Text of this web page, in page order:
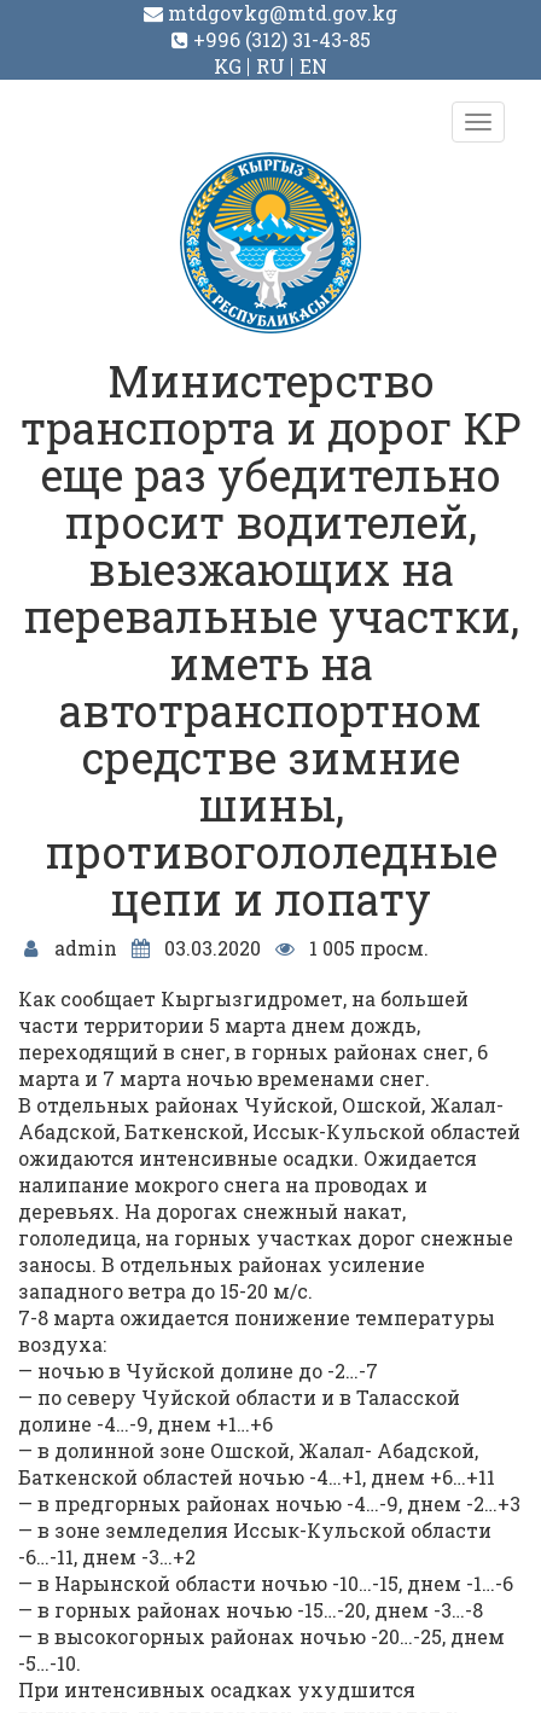
mtdgovkg@mtd.gov.kg
+996 (312) 31-43-85
KG
RU EN
Toggle
Министерство
транспорта и дорог КР
еще раз убедительно
просит водителей,
выезжающих на
перевальные участки,
иметь на
автотранспортном
средстве зимние
шины,
противогололедные
цепи и лопату
admin 03.03.2020
1 005 просм.
Как сообщает Кыргызгидромет, на большей
части территории 5 марта днем дождь,
переходящий в снег, в горных районах снег, 6
марта и 7 марта ночью временами снег.
В отдельных районах Чуйской, Ошской, Жалал-
Абадской, Баткенской, Иссык-Кульской областей
ожидаются интенсивные осадки. Ожидается
налипание мокрого снега на проводах и
деревьях. На дорогах снежный накат,
гололедица, на горных участках дорог снежные
заносы. В отдельных районах усиление
западного ветра до 15-20 м/с.
7-8 марта ожидается понижение температуры
воздуха:
— ночью в Чуйской долине до -2…-7
— по северу Чуйской области и в Таласской
долине -4…-9, днем +1…+6
— в долинной зоне Ошской, Жалал- Абадской,
Баткенской областей ночью -4…+1, днем +6…+11
— в предгорных районах ночью -4…-9, днем -2…+3
— в зоне земледелия Иссык-Кульской области
-6…-11, днем -3…+2
— в Нарынской области ночью -10…-15, днем -1…-6
— в горных районах ночью -15…-20, днем -3…-8
— в высокогорных районах ночью -20…-25, днем
-5…-10.
При интенсивных осадках ухудшится